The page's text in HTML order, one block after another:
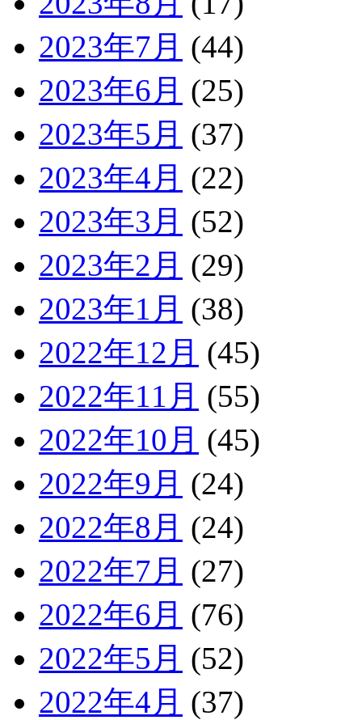
2023年7月 (44)
2023年6月 (25)
2023年5月 (37)
2023年4月 (22)
2023年3月 (52)
2023年2月 (29)
2023年1月 (38)
2022年12月 (45)
2022年11月 (55)
2022年10月 (45)
2022年9月 (24)
2022年8月 (24)
2022年7月 (27)
2022年6月 (76)
2022年5月 (52)
2022年4月 (37)